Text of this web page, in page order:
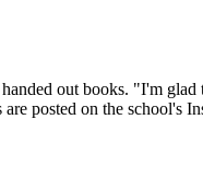
out books. "I'm
posted on the school's